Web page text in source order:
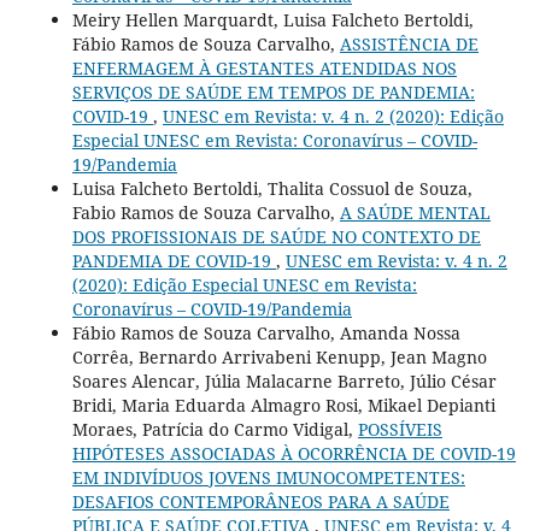
Meiry Hellen Marquardt, Luisa Falcheto Bertoldi,
Fábio Ramos de Souza Carvalho, ASSISTÊNCIA DE
ENFERMAGEM À GESTANTES ATENDIDAS NOS
SERVIÇOS DE SAÚDE EM TEMPOS DE PANDEMIA:
COVID-19 , UNESC em Revista: v. 4 n. 2 (2020): Edição
Especial UNESC em Revista: Coronavírus – COVID-
19/Pandemia
Luisa Falcheto Bertoldi, Thalita Cossuol de Souza,
Fabio Ramos de Souza Carvalho, A SAÚDE MENTAL
DOS PROFISSIONAIS DE SAÚDE NO CONTEXTO DE
PANDEMIA DE COVID-19 , UNESC em Revista: v. 4 n. 2
(2020): Edição Especial UNESC em Revista:
Coronavírus – COVID-19/Pandemia
Fábio Ramos de Souza Carvalho, Amanda Nossa
Corrêa, Bernardo Arrivabeni Kenupp, Jean Magno
Soares Alencar, Júlia Malacarne Barreto, Júlio César
Bridi, Maria Eduarda Almagro Rosi, Mikael Depianti
Moraes, Patrícia do Carmo Vidigal, POSSÍVEIS
HIPÓTESES ASSOCIADAS À OCORRÊNCIA DE COVID-19
EM INDIVÍDUOS JOVENS IMUNOCOMPETENTES:
DESAFIOS CONTEMPORÂNEOS PARA A SAÚDE
PÚBLICA E SAÚDE COLETIVA , UNESC em Revista: v. 4